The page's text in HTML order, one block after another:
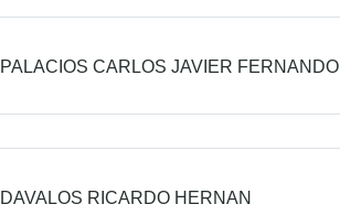
PALACIOS CARLOS JAVIER FERNANDO
DAVALOS RICARDO HERNAN